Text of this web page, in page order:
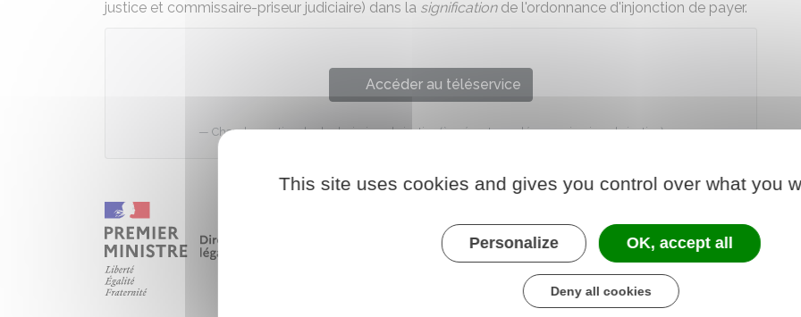
justice et commissaire-priseur judiciaire) dans la significationde l'ordonnance d'injonction de payer.
Accéder au téléservice
Chambre nationale des huissiers de justice (à présent appelé commissaires de justice)
This site uses cookies and gives you control over what you
Personalize OK, accept all
Deny all cookies